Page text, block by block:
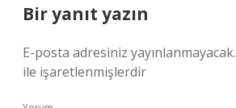
Bir yanıt yazın
E-posta adresiniz yayınlanmayacak.
ile işaretlenmişlerdir